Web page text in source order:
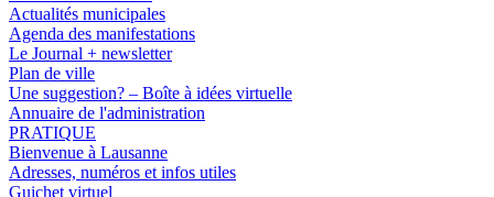
Actualités municipales
Agenda des manifestations
Le Journal + newsletter
Plan de ville
Une suggestion? – Boîte à idées virtuelle
Annuaire de l'administration
PRATIQUE
Bienvenue à Lausanne
Adresses, numéros et infos utiles
Guichet virtuel